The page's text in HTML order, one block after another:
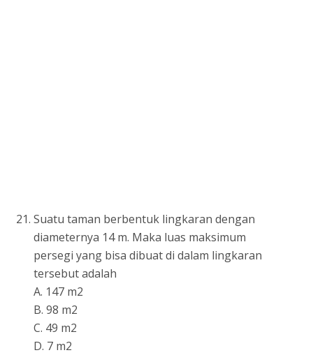
Suatu taman berbentuk lingkaran dengan
diameternya 14 m. Maka luas maksimum
persegi yang bisa dibuat di dalam lingkaran
tersebut adalah
A. 147 m2
B. 98 m2
C. 49 m2
D. 7 m2